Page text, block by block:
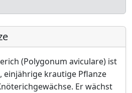
(Polygonum aviculare) ist
einjährige krautige Pflanze
Er wächst